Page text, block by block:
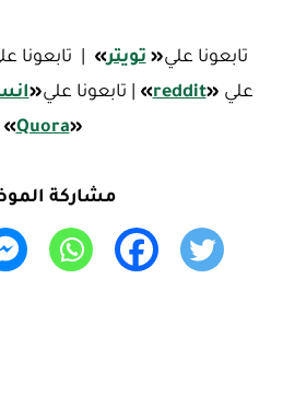
تابعونا علي« تويتر» | تابعونا
علي «
reddit
» | تابعونا علي«ا
«
Quora
»
مشاركة